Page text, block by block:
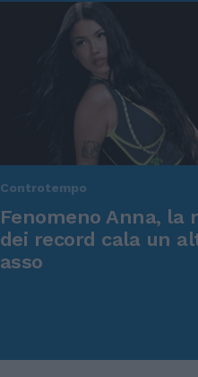
Controtempo
Fenomeno Anna, la
dei record cala un
asso